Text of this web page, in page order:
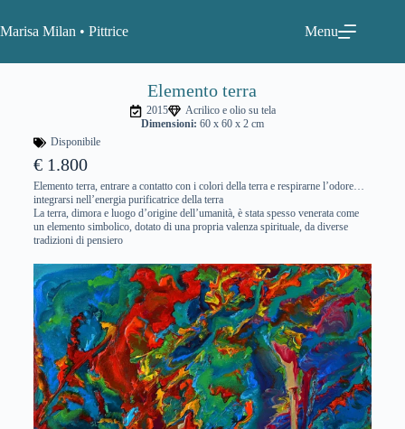
Marisa Milan • Pittrice Menu
Elemento terra
2015
Acrilico e olio su tela
Dimensioni: 60 x 60 x 2 cm
Disponibile
€ 1.800
Elemento terra, entrare a contatto con i colori della terra e respirarne l’odore…
integrarsi nell’energia purificatrice della terra
La terra, dimora e luogo d’origine dell’umanità, è stata spesso venerata come
un elemento simbolico, dotato di una propria valenza spirituale, da diverse
tradizioni di pensiero